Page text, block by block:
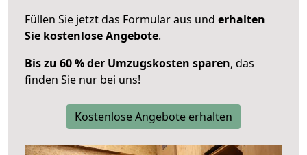
Füllen Sie jetzt das Formular aus und erhalten
Sie kostenlose Angebote.
Bis zu 60 % der Umzugskosten sparen, das
finden Sie nur bei uns!
Kostenlose Angebote erhalten